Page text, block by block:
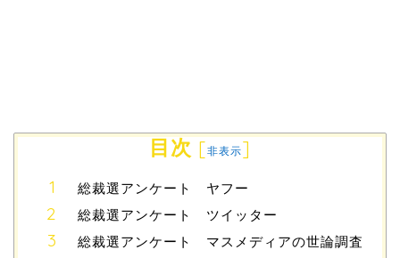
目次 [非表示]
総裁選アンケート ヤフー
総裁選アンケート ツイッター
総裁選アンケート マスメディアの世論調査